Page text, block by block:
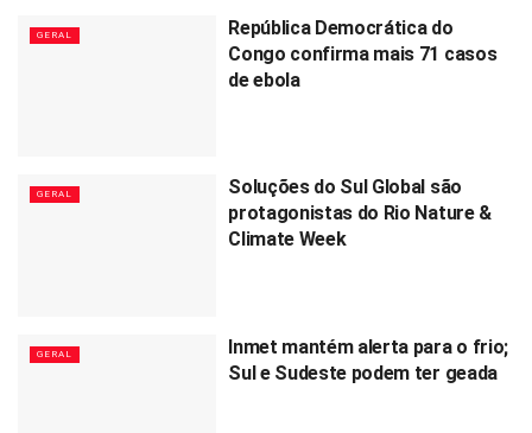
GERAL
República Democrática do
Congo confirma mais 71 casos
de ebola
GERAL
Soluções do Sul Global são
protagonistas do Rio Nature &
Climate Week
GERAL
Inmet mantém alerta para o frio;
Sul e Sudeste podem ter geada